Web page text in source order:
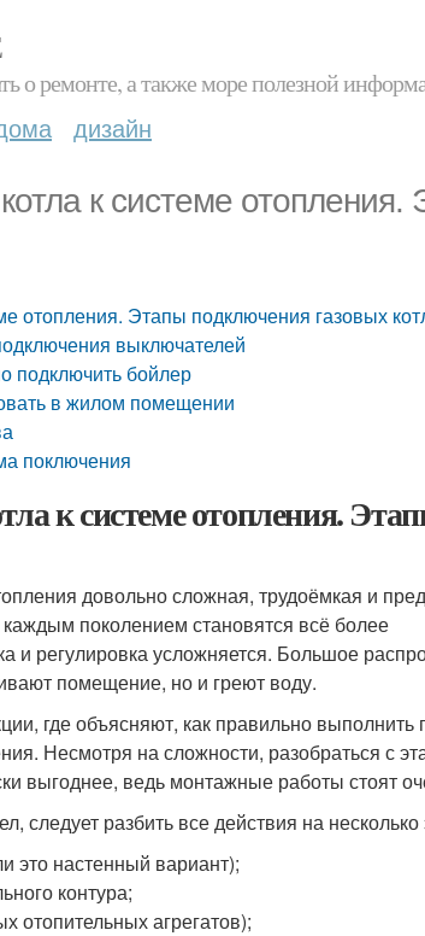
о ремонте, а также море полезной
дизайн
к системе отопления.
отопления. Этапы подключения газовых
выключателей
подключить бойлер
в жилом помещении
поключения
к системе отопления.
довольно сложная, трудоёмкая и
поколением становятся всё более
регулировка усложняется. Большое
помещение, но и греют воду.
где объясняют, как правильно
Несмотря на сложности, разобраться с
выгоднее, ведь монтажные работы стоят
следует разбить все действия на несколько
это настенный вариант);
контура;
отопительных агрегатов);